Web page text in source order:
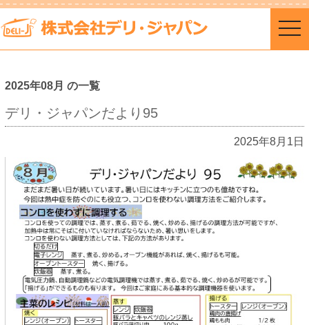
2025年08月 の一覧
デリ・ジャパンだより95
2025年8月1日